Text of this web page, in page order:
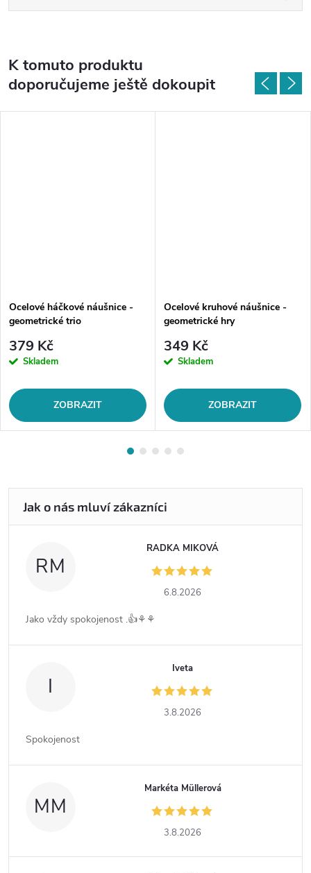
K tomuto produktu
doporučujeme ještě dokoupit
Ocelové háčkové náušnice -
geometrické trio
379 Kč
Skladem
ZOBRAZIT
Ocelové kruhové náušnice -
geometrické hry
349 Kč
Skladem
ZOBRAZIT
RM
RADKA MIKOVÁ
6.8.2026
Jako vždy spokojenost .👍⚘️⚘️
I
Iveta
3.8.2026
Spokojenost
MM
Markéta Müllerová
3.8.2026